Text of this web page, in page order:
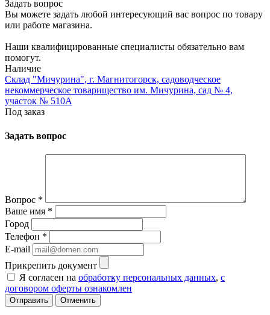
Задать вопрос
Вы можете задать любой интересующий вас вопрос по товару
или работе магазина.
Наши квалифицированные специалисты обязательно вам
помогут.
Наличие
Склад "Мичурина", г. Магнитогорск, садоводческое
некоммерческое товарищество им. Мичурина, сад № 4,
участок № 510А
Под заказ
Задать вопрос
Вопрос *
Ваше имя *
Город
Телефон *
E-mail
Прикрепить документ
Я согласен на обработку персональных данных, с
договором оферты ознакомлен
Отменить